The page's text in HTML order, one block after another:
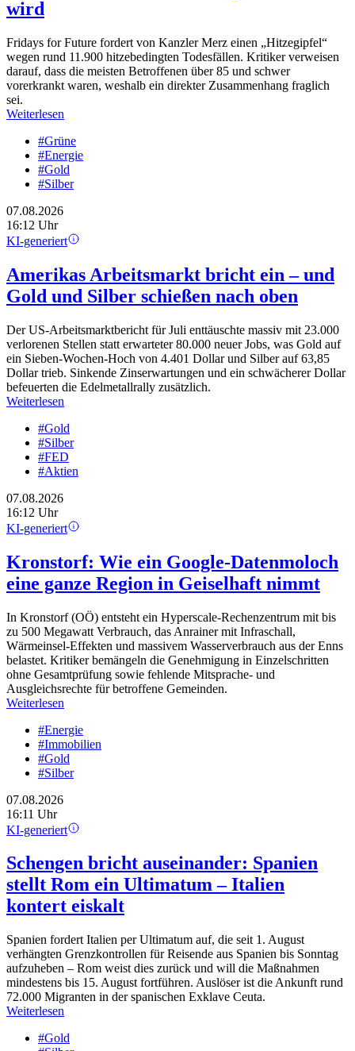
wird
Fridays for Future fordert von Kanzler Merz einen „Hitzegipfel“
wegen rund 11.900 hitzebedingten Todesfällen. Kritiker verweisen
darauf, dass die meisten Betroffenen über 85 und schwer
vorerkrankt waren, weshalb ein direkter Zusammenhang fraglich
sei.
Weiterlesen
#Grüne
#Energie
#Gold
#Silber
07.08.2026
16:12 Uhr
KI-generiert
Amerikas Arbeitsmarkt bricht ein – und
Gold und Silber schießen nach oben
Der US-Arbeitsmarktbericht für Juli enttäuschte massiv mit 23.000
verlorenen Stellen statt erwarteter 80.000 neuer Jobs, was Gold auf
ein Sieben-Wochen-Hoch von 4.401 Dollar und Silber auf 63,85
Dollar trieb. Sinkende Zinserwartungen und ein schwächerer Dollar
befeuerten die Edelmetallrally zusätzlich.
Weiterlesen
#Gold
#Silber
#FED
#Aktien
07.08.2026
16:12 Uhr
KI-generiert
Kronstorf: Wie ein Google-Datenmoloch
eine ganze Region in Geiselhaft nimmt
In Kronstorf (OÖ) entsteht ein Hyperscale-Rechenzentrum mit bis
zu 500 Megawatt Verbrauch, das Anrainer mit Infraschall,
Wärmeinsel-Effekten und massivem Wasserverbrauch aus der Enns
belastet. Kritiker bemängeln die Genehmigung in Einzelschritten
ohne Gesamtprüfung sowie fehlende Mitsprache- und
Ausgleichsrechte für betroffene Gemeinden.
Weiterlesen
#Energie
#Immobilien
#Gold
#Silber
07.08.2026
16:11 Uhr
KI-generiert
Schengen bricht auseinander: Spanien
stellt Rom ein Ultimatum – Italien
kontert eiskalt
Spanien fordert Italien per Ultimatum auf, die seit 1. August
verhängten Grenzkontrollen für Reisende aus Spanien bis Sonntag
aufzuheben – Rom weist dies zurück und will die Maßnahmen
mindestens bis 15. August fortführen. Auslöser ist die Ankunft rund
72.000 Migranten in der spanischen Exklave Ceuta.
Weiterlesen
#Gold